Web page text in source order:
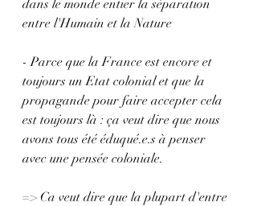
dans le monde entier la séparation
entre l'Humain et la Nature
- Parce que la France est encore et
toujours un Etat colonial et que la
propagande pour faire accepter cela
est toujours là : ça veut dire que nous
avons tous été éduqué.e.s à penser
avec une pensée coloniale.
=> Ca veut dire que la plupart d'entre